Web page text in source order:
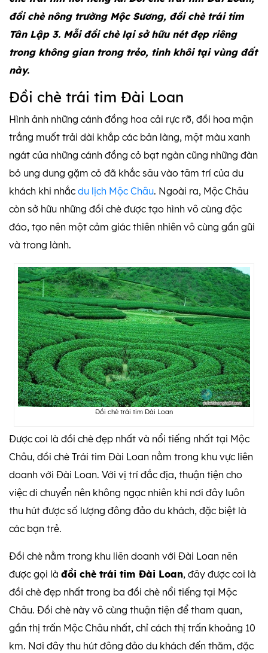
đồi chè nông trường Mộc Sương, đồi chè trái tim
Tân Lập 3. Mỗi đồi chè lại sở hữu nét đẹp riêng
trong không gian trong trẻo, tinh khôi tại vùng đất
này.
Đồi chè trái tim Đài Loan
Hình ảnh những cánh đồng hoa cải rực rỡ, đồi hoa mận
trắng muốt trải dài khắp các bản làng, một màu xanh
ngát của những cánh đồng cỏ bạt ngàn cũng những đàn
bỏ ung dung gặm cỏ đã khắc sâu vào tâm trí của du
khách khi nhắc du lịch Mộc Châu. Ngoài ra, Mộc Châu
còn sở hữu những đồi chè được tạo hình vô cùng độc
đáo, tạo nên một cảm giác thiên nhiên vô cùng gần gũi
và trong lành.
Đồi chè trái tim Đài Loan
Được coi là đồi chè đẹp nhất và nổi tiếng nhất tại Mộc
Châu, đồi chè Trái tim Đài Loan nằm trong khu vực liên
doanh với Đài Loan. Với vị trí đắc địa, thuận tiện cho
việc di chuyển nên không ngạc nhiên khi nơi đây luôn
thu hút được số lượng đông đảo du khách, đặc biệt là
các bạn trẻ.
Đồi chè nằm trong khu liên doanh với Đài Loan nên
được gọi là đồi chè trái tim Đài Loan, đây được coi là
đồi chè đẹp nhất trong ba đồi chè nổi tiếng tại Mộc
Châu. Đồi chè này vô cùng thuận tiện để tham quan,
gần thị trấn Mộc Châu nhất, chỉ cách thị trấn khoảng 10
km. Nơi đây thu hút đông đảo du khách đến thăm, đặc